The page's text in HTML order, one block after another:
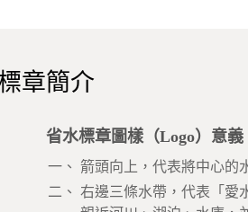
章簡介
省水標章圖樣（Logo）意義
一、 箭頭向上，代表將中心的
二、 右邊三條水帶，代表「愛